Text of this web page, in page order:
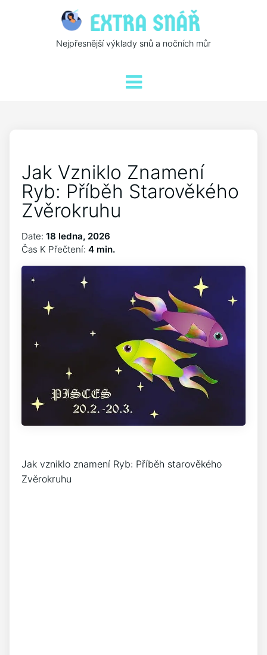
Nejpřesnější výklady snů a nočních můr
Jak Vzniklo Znamení
Ryb: Příběh Starověkého
Zvěrokruhu
Date: 18 ledna, 2026
Čas K Přečtení: 4 min.
Jak vzniklo znamení Ryb: Příběh starověkého
Zvěrokruhu